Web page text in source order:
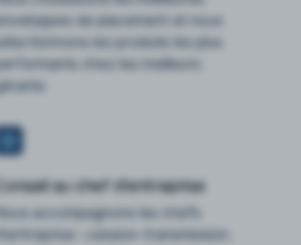
de placement et nous
sélectionnons les produits les plus
chez les meilleurs
Conseil au chef d'entreprise
Nous accompagnons les chefs
d'entreprise : cession-transmission,